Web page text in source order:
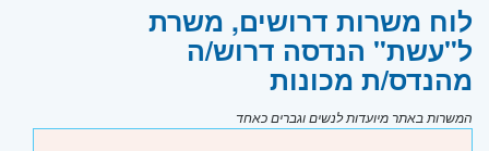
לוח משרות דרושים, משרת
ל"עשת" הנדסה דרוש/ה
מהנדס/ת מכונות
המשרות באתר מיועדות לנשים וגברים כאחד